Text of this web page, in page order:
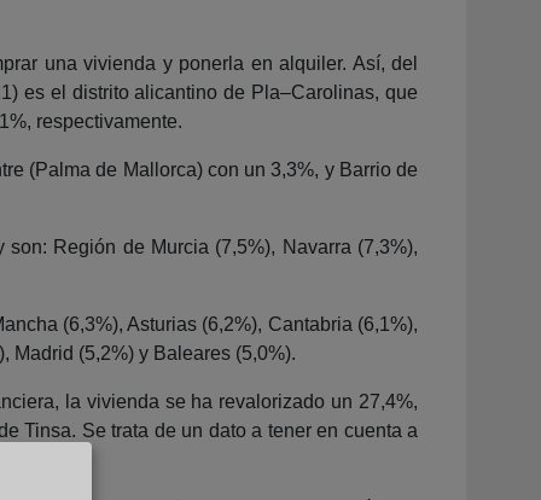
una vivienda y ponerla en alquiler. Así, del
es el distrito alicantino de Pla–Carolinas, que
respectivamente.
(Palma de Mallorca) con un 3,3%, y Barrio de
Región de Murcia (7,5%), Navarra (7,3%),
(6,3%), Asturias (6,2%), Cantabria (6,1%),
Madrid (5,2%) y Baleares (5,0%).
la vivienda se ha revalorizado un 27,4%,
Tinsa. Se trata de un dato a tener en cuenta a